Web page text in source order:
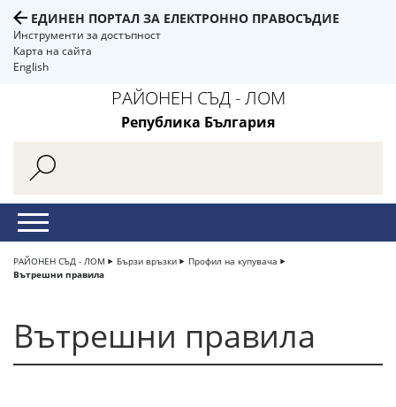
ЕДИНЕН ПОРТАЛ ЗА ЕЛЕКТРОННО ПРАВОСЪДИЕ
Инструменти за достъпност
Карта на сайта
English
РАЙОНЕН СЪД - ЛОМ
Република България
РАЙОНЕН СЪД - ЛОМ Бързи връзки
Профил на купувача
Вътрешни правила
Вътрешни правила